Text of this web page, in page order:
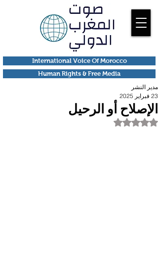
Human Rights & Free Media
International Voice Of Morocco
الإصلاح أو الرحيل
مدير النشر
23 فبراير 2025
تم التقييم بـ ليس رقمًا من أصل 5 نجوم.